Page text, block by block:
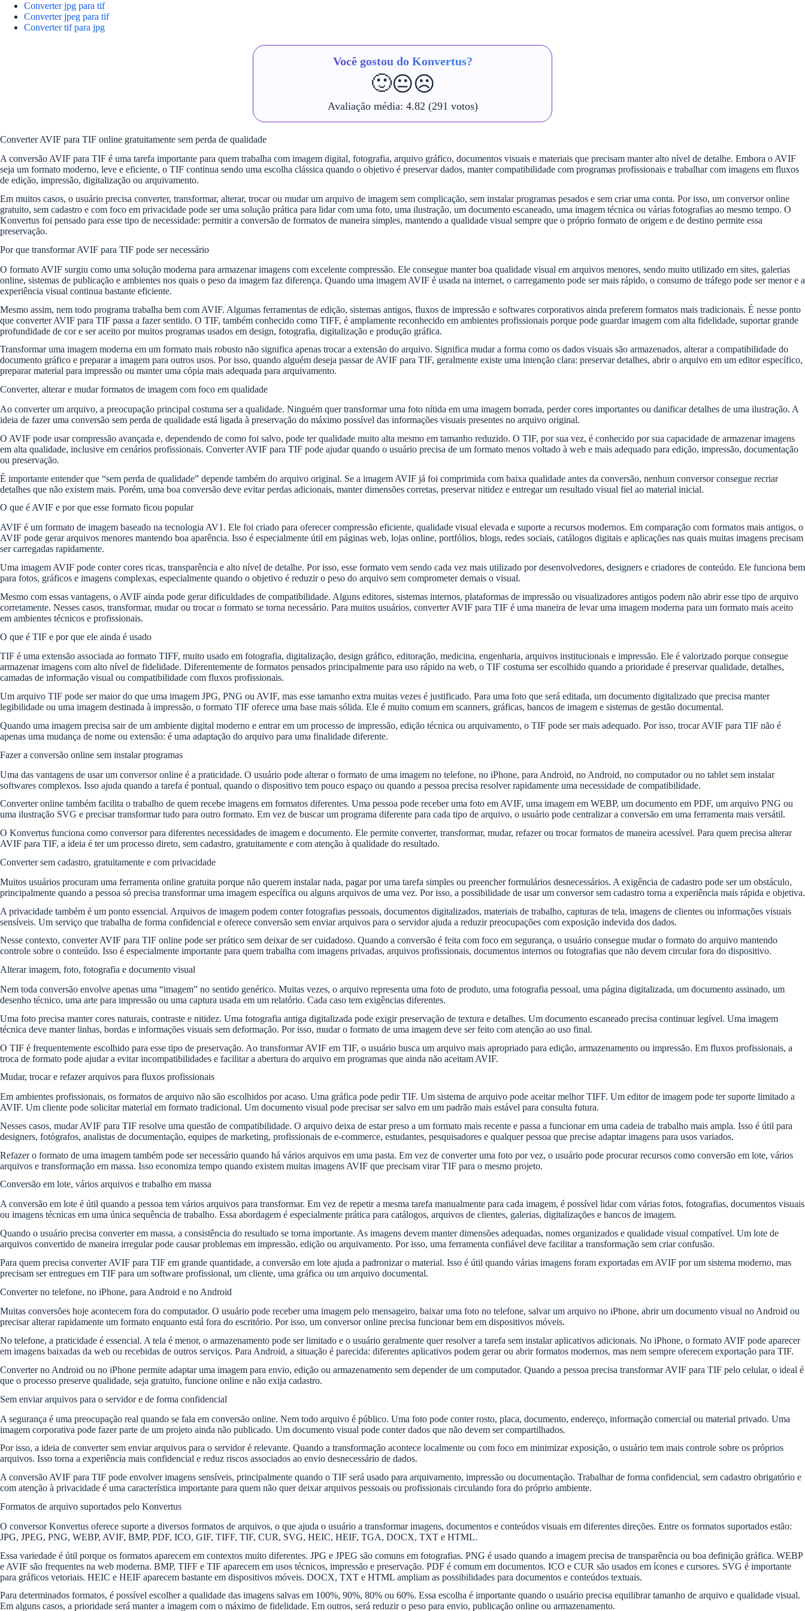
Converter jpg para tif
Converter jpeg para tif
Converter tif para jpg
Você gostou do Konvertus?
🙂😐☹️
Avaliação média: 4.82 (291 votos)
Converter AVIF para TIF online gratuitamente sem perda de qualidade
A conversão AVIF para TIF é uma tarefa importante para quem trabalha com imagem digital, fotografia, arquivo gráfico, documentos visuais e materiais que precisam manter alto nível de detalhe. Embora o AVIF
seja um formato moderno, leve e eficiente, o TIF continua sendo uma escolha clássica quando o objetivo é preservar dados, manter compatibilidade com programas profissionais e trabalhar com imagens em fluxos
de edição, impressão, digitalização ou arquivamento.
Em muitos casos, o usuário precisa converter, transformar, alterar, trocar ou mudar um arquivo de imagem sem complicação, sem instalar programas pesados e sem criar uma conta. Por isso, um conversor online
gratuito, sem cadastro e com foco em privacidade pode ser uma solução prática para lidar com uma foto, uma ilustração, um documento escaneado, uma imagem técnica ou várias fotografias ao mesmo tempo. O
Konvertus foi pensado para esse tipo de necessidade: permitir a conversão de formatos de maneira simples, mantendo a qualidade visual sempre que o próprio formato de origem e de destino permite essa
preservação.
Por que transformar AVIF para TIF pode ser necessário
O formato AVIF surgiu como uma solução moderna para armazenar imagens com excelente compressão. Ele consegue manter boa qualidade visual em arquivos menores, sendo muito utilizado em sites, galerias
online, sistemas de publicação e ambientes nos quais o peso da imagem faz diferença. Quando uma imagem AVIF é usada na internet, o carregamento pode ser mais rápido, o consumo de tráfego pode ser menor e a
experiência visual continua bastante eficiente.
Mesmo assim, nem todo programa trabalha bem com AVIF. Algumas ferramentas de edição, sistemas antigos, fluxos de impressão e softwares corporativos ainda preferem formatos mais tradicionais. É nesse ponto
que converter AVIF para TIF passa a fazer sentido. O TIF, também conhecido como TIFF, é amplamente reconhecido em ambientes profissionais porque pode guardar imagem com alta fidelidade, suportar grande
profundidade de cor e ser aceito por muitos programas usados em design, fotografia, digitalização e produção gráfica.
Transformar uma imagem moderna em um formato mais robusto não significa apenas trocar a extensão do arquivo. Significa mudar a forma como os dados visuais são armazenados, alterar a compatibilidade do
documento gráfico e preparar a imagem para outros usos. Por isso, quando alguém deseja passar de AVIF para TIF, geralmente existe uma intenção clara: preservar detalhes, abrir o arquivo em um editor específico,
preparar material para impressão ou manter uma cópia mais adequada para arquivamento.
Converter, alterar e mudar formatos de imagem com foco em qualidade
Ao converter um arquivo, a preocupação principal costuma ser a qualidade. Ninguém quer transformar uma foto nítida em uma imagem borrada, perder cores importantes ou danificar detalhes de uma ilustração. A
ideia de fazer uma conversão sem perda de qualidade está ligada à preservação do máximo possível das informações visuais presentes no arquivo original.
O AVIF pode usar compressão avançada e, dependendo de como foi salvo, pode ter qualidade muito alta mesmo em tamanho reduzido. O TIF, por sua vez, é conhecido por sua capacidade de armazenar imagens
em alta qualidade, inclusive em cenários profissionais. Converter AVIF para TIF pode ajudar quando o usuário precisa de um formato menos voltado à web e mais adequado para edição, impressão, documentação
ou preservação.
É importante entender que “sem perda de qualidade” depende também do arquivo original. Se a imagem AVIF já foi comprimida com baixa qualidade antes da conversão, nenhum conversor consegue recriar
detalhes que não existem mais. Porém, uma boa conversão deve evitar perdas adicionais, manter dimensões corretas, preservar nitidez e entregar um resultado visual fiel ao material inicial.
O que é AVIF e por que esse formato ficou popular
AVIF é um formato de imagem baseado na tecnologia AV1. Ele foi criado para oferecer compressão eficiente, qualidade visual elevada e suporte a recursos modernos. Em comparação com formatos mais antigos, o
AVIF pode gerar arquivos menores mantendo boa aparência. Isso é especialmente útil em páginas web, lojas online, portfólios, blogs, redes sociais, catálogos digitais e aplicações nas quais muitas imagens precisam
ser carregadas rapidamente.
Uma imagem AVIF pode conter cores ricas, transparência e alto nível de detalhe. Por isso, esse formato vem sendo cada vez mais utilizado por desenvolvedores, designers e criadores de conteúdo. Ele funciona bem
para fotos, gráficos e imagens complexas, especialmente quando o objetivo é reduzir o peso do arquivo sem comprometer demais o visual.
Mesmo com essas vantagens, o AVIF ainda pode gerar dificuldades de compatibilidade. Alguns editores, sistemas internos, plataformas de impressão ou visualizadores antigos podem não abrir esse tipo de arquivo
corretamente. Nesses casos, transformar, mudar ou trocar o formato se torna necessário. Para muitos usuários, converter AVIF para TIF é uma maneira de levar uma imagem moderna para um formato mais aceito
em ambientes técnicos e profissionais.
O que é TIF e por que ele ainda é usado
TIF é uma extensão associada ao formato TIFF, muito usado em fotografia, digitalização, design gráfico, editoração, medicina, engenharia, arquivos institucionais e impressão. Ele é valorizado porque consegue
armazenar imagens com alto nível de fidelidade. Diferentemente de formatos pensados principalmente para uso rápido na web, o TIF costuma ser escolhido quando a prioridade é preservar qualidade, detalhes,
camadas de informação visual ou compatibilidade com fluxos profissionais.
Um arquivo TIF pode ser maior do que uma imagem JPG, PNG ou AVIF, mas esse tamanho extra muitas vezes é justificado. Para uma foto que será editada, um documento digitalizado que precisa manter
legibilidade ou uma imagem destinada à impressão, o formato TIF oferece uma base mais sólida. Ele é muito comum em scanners, gráficas, bancos de imagem e sistemas de gestão documental.
Quando uma imagem precisa sair de um ambiente digital moderno e entrar em um processo de impressão, edição técnica ou arquivamento, o TIF pode ser mais adequado. Por isso, trocar AVIF para TIF não é
apenas uma mudança de nome ou extensão: é uma adaptação do arquivo para uma finalidade diferente.
Fazer a conversão online sem instalar programas
Uma das vantagens de usar um conversor online é a praticidade. O usuário pode alterar o formato de uma imagem no telefone, no iPhone, para Android, no Android, no computador ou no tablet sem instalar
softwares complexos. Isso ajuda quando a tarefa é pontual, quando o dispositivo tem pouco espaço ou quando a pessoa precisa resolver rapidamente uma necessidade de compatibilidade.
Converter online também facilita o trabalho de quem recebe imagens em formatos diferentes. Uma pessoa pode receber uma foto em AVIF, uma imagem em WEBP, um documento em PDF, um arquivo PNG ou
uma ilustração SVG e precisar transformar tudo para outro formato. Em vez de buscar um programa diferente para cada tipo de arquivo, o usuário pode centralizar a conversão em uma ferramenta mais versátil.
O Konvertus funciona como conversor para diferentes necessidades de imagem e documento. Ele permite converter, transformar, mudar, refazer ou trocar formatos de maneira acessível. Para quem precisa alterar
AVIF para TIF, a ideia é ter um processo direto, sem cadastro, gratuitamente e com atenção à qualidade do resultado.
Converter sem cadastro, gratuitamente e com privacidade
Muitos usuários procuram uma ferramenta online gratuita porque não querem instalar nada, pagar por uma tarefa simples ou preencher formulários desnecessários. A exigência de cadastro pode ser um obstáculo,
principalmente quando a pessoa só precisa transformar uma imagem específica ou alguns arquivos de uma vez. Por isso, a possibilidade de usar um conversor sem cadastro torna a experiência mais rápida e objetiva.
A privacidade também é um ponto essencial. Arquivos de imagem podem conter fotografias pessoais, documentos digitalizados, materiais de trabalho, capturas de tela, imagens de clientes ou informações visuais
sensíveis. Um serviço que trabalha de forma confidencial e oferece conversão sem enviar arquivos para o servidor ajuda a reduzir preocupações com exposição indevida dos dados.
Nesse contexto, converter AVIF para TIF online pode ser prático sem deixar de ser cuidadoso. Quando a conversão é feita com foco em segurança, o usuário consegue mudar o formato do arquivo mantendo
controle sobre o conteúdo. Isso é especialmente importante para quem trabalha com imagens privadas, arquivos profissionais, documentos internos ou fotografias que não devem circular fora do dispositivo.
Alterar imagem, foto, fotografia e documento visual
Nem toda conversão envolve apenas uma “imagem” no sentido genérico. Muitas vezes, o arquivo representa uma foto de produto, uma fotografia pessoal, uma página digitalizada, um documento assinado, um
desenho técnico, uma arte para impressão ou uma captura usada em um relatório. Cada caso tem exigências diferentes.
Uma foto precisa manter cores naturais, contraste e nitidez. Uma fotografia antiga digitalizada pode exigir preservação de textura e detalhes. Um documento escaneado precisa continuar legível. Uma imagem
técnica deve manter linhas, bordas e informações visuais sem deformação. Por isso, mudar o formato de uma imagem deve ser feito com atenção ao uso final.
O TIF é frequentemente escolhido para esse tipo de preservação. Ao transformar AVIF em TIF, o usuário busca um arquivo mais apropriado para edição, armazenamento ou impressão. Em fluxos profissionais, a
troca de formato pode ajudar a evitar incompatibilidades e facilitar a abertura do arquivo em programas que ainda não aceitam AVIF.
Mudar, trocar e refazer arquivos para fluxos profissionais
Em ambientes profissionais, os formatos de arquivo não são escolhidos por acaso. Uma gráfica pode pedir TIF. Um sistema de arquivo pode aceitar melhor TIFF. Um editor de imagem pode ter suporte limitado a
AVIF. Um cliente pode solicitar material em formato tradicional. Um documento visual pode precisar ser salvo em um padrão mais estável para consulta futura.
Nesses casos, mudar AVIF para TIF resolve uma questão de compatibilidade. O arquivo deixa de estar preso a um formato mais recente e passa a funcionar em uma cadeia de trabalho mais ampla. Isso é útil para
designers, fotógrafos, analistas de documentação, equipes de marketing, profissionais de e-commerce, estudantes, pesquisadores e qualquer pessoa que precise adaptar imagens para usos variados.
Refazer o formato de uma imagem também pode ser necessário quando há vários arquivos em uma pasta. Em vez de converter uma foto por vez, o usuário pode procurar recursos como conversão em lote, vários
arquivos e transformação em massa. Isso economiza tempo quando existem muitas imagens AVIF que precisam virar TIF para o mesmo projeto.
Conversão em lote, vários arquivos e trabalho em massa
A conversão em lote é útil quando a pessoa tem vários arquivos para transformar. Em vez de repetir a mesma tarefa manualmente para cada imagem, é possível lidar com várias fotos, fotografias, documentos visuais
ou imagens técnicas em uma única sequência de trabalho. Essa abordagem é especialmente prática para catálogos, arquivos de clientes, galerias, digitalizações e bancos de imagem.
Quando o usuário precisa converter em massa, a consistência do resultado se torna importante. As imagens devem manter dimensões adequadas, nomes organizados e qualidade visual compatível. Um lote de
arquivos convertido de maneira irregular pode causar problemas em impressão, edição ou arquivamento. Por isso, uma ferramenta confiável deve facilitar a transformação sem criar confusão.
Para quem precisa converter AVIF para TIF em grande quantidade, a conversão em lote ajuda a padronizar o material. Isso é útil quando várias imagens foram exportadas em AVIF por um sistema moderno, mas
precisam ser entregues em TIF para um software profissional, um cliente, uma gráfica ou um arquivo documental.
Converter no telefone, no iPhone, para Android e no Android
Muitas conversões hoje acontecem fora do computador. O usuário pode receber uma imagem pelo mensageiro, baixar uma foto no telefone, salvar um arquivo no iPhone, abrir um documento visual no Android ou
precisar alterar rapidamente um formato enquanto está fora do escritório. Por isso, um conversor online precisa funcionar bem em dispositivos móveis.
No telefone, a praticidade é essencial. A tela é menor, o armazenamento pode ser limitado e o usuário geralmente quer resolver a tarefa sem instalar aplicativos adicionais. No iPhone, o formato AVIF pode aparecer
em imagens baixadas da web ou recebidas de outros serviços. Para Android, a situação é parecida: diferentes aplicativos podem gerar ou abrir formatos modernos, mas nem sempre oferecem exportação para TIF.
Converter no Android ou no iPhone permite adaptar uma imagem para envio, edição ou armazenamento sem depender de um computador. Quando a pessoa precisa transformar AVIF para TIF pelo celular, o ideal é
que o processo preserve qualidade, seja gratuito, funcione online e não exija cadastro.
Sem enviar arquivos para o servidor e de forma confidencial
A segurança é uma preocupação real quando se fala em conversão online. Nem todo arquivo é público. Uma foto pode conter rosto, placa, documento, endereço, informação comercial ou material privado. Uma
imagem corporativa pode fazer parte de um projeto ainda não publicado. Um documento visual pode conter dados que não devem ser compartilhados.
Por isso, a ideia de converter sem enviar arquivos para o servidor é relevante. Quando a transformação acontece localmente ou com foco em minimizar exposição, o usuário tem mais controle sobre os próprios
arquivos. Isso torna a experiência mais confidencial e reduz riscos associados ao envio desnecessário de dados.
A conversão AVIF para TIF pode envolver imagens sensíveis, principalmente quando o TIF será usado para arquivamento, impressão ou documentação. Trabalhar de forma confidencial, sem cadastro obrigatório e
com atenção à privacidade é uma característica importante para quem não quer deixar arquivos pessoais ou profissionais circulando fora do próprio ambiente.
Formatos de arquivo suportados pelo Konvertus
O conversor Konvertus oferece suporte a diversos formatos de arquivos, o que ajuda o usuário a transformar imagens, documentos e conteúdos visuais em diferentes direções. Entre os formatos suportados estão:
JPG, JPEG, PNG, WEBP, AVIF, BMP, PDF, ICO, GIF, TIFF, TIF, CUR, SVG, HEIC, HEIF, TGA, DOCX, TXT e HTML.
Essa variedade é útil porque os formatos aparecem em contextos muito diferentes. JPG e JPEG são comuns em fotografias. PNG é usado quando a imagem precisa de transparência ou boa definição gráfica. WEBP
e AVIF são frequentes na web moderna. BMP, TIFF e TIF aparecem em usos técnicos, impressão e preservação. PDF é comum em documentos. ICO e CUR são usados em ícones e cursores. SVG é importante
para gráficos vetoriais. HEIC e HEIF aparecem bastante em dispositivos móveis. DOCX, TXT e HTML ampliam as possibilidades para documentos e conteúdos textuais.
Para determinados formatos, é possível escolher a qualidade das imagens salvas em 100%, 90%, 80% ou 60%. Essa escolha é importante quando o usuário precisa equilibrar tamanho de arquivo e qualidade visual.
Em alguns casos, a prioridade será manter a imagem com o máximo de fidelidade. Em outros, será reduzir o peso para envio, publicação online ou armazenamento.